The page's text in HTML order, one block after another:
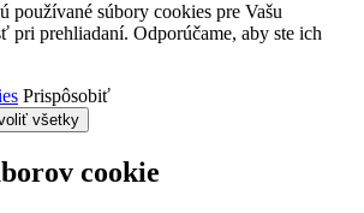
používané súbory cookies pre Vašu
pri prehliadaní. Odporúčame, aby ste ich
Prispôsobiť
všetky
cookie